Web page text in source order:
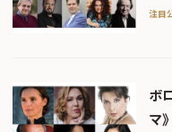
注目
ボ
マ》